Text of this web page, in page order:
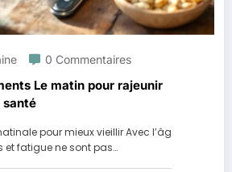
0 Commentaires
Le matin pour rajeunir
pour mieux vieillir Avec l’âg
et fatigue ne sont pas…